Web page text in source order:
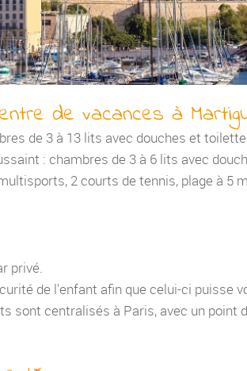
de vacances à
de 3 à 13 lits avec douches et
: chambres de 3 à 6 lits avec
2 courts de tennis, plage à 5
privé.
de l'enfant afin que celui-ci puisse
sont centralisés à Paris, avec un point